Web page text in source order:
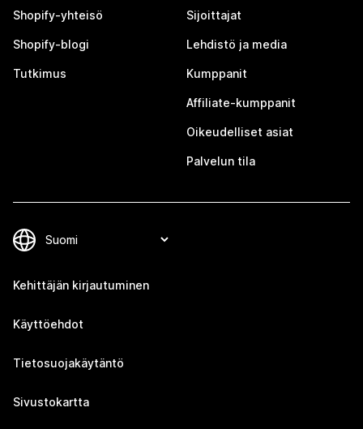
Shopify-yhteisö
Shopify-blogi
Tutkimus
Sijoittajat
Lehdistö ja media
Kumppanit
Affiliate-kumppanit
Oikeudelliset asiat
Palvelun tila
Kehittäjän kirjautuminen
Käyttöehdot
Tietosuojakäytäntö
Sivustokartta